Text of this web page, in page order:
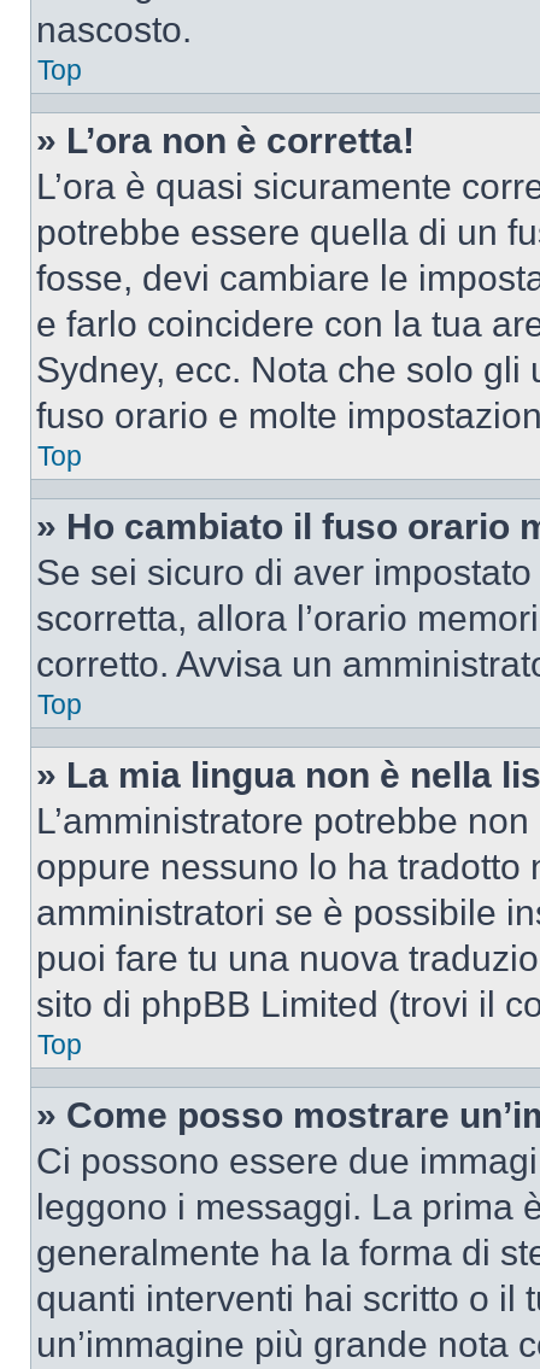
nascosto.
Top
» L’ora non è corretta!
L’ora è quasi sicuramente
potrebbe essere quella di un
fosse, devi cambiare le
e farlo coincidere con la tua
Sydney, ecc. Nota che solo
fuso orario e molte
Top
» Ho cambiato il fuso orario
Se sei sicuro di aver
scorretta, allora l’orario
corretto. Avvisa un
Top
» La mia lingua non è nella
L’amministratore potrebbe
oppure nessuno lo ha
amministratori se è possibile
puoi fare tu una nuova
sito di phpBB Limited (trovi il
Top
» Come posso mostrare
Ci possono essere due
leggono i messaggi. La prima
generalmente ha la forma di
quanti interventi hai scritto o il
un’immagine più grande nota